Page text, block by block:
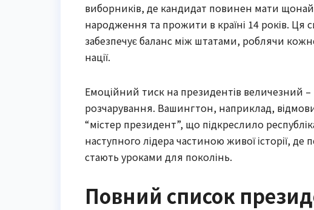
виборників, де кандидат повинен мати
народження та прожити в країні 14 років. Ця
забезпечує баланс між штатами, роблячи
нації.
Емоційний тиск на президентів величезний
розчарування. Вашингтон, наприклад,
“містер президент”, що підкреслило
наступного лідера частиною живої історії,
стають уроками для поколінь.
Повний список